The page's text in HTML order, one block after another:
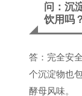
问：沉
饮用吗？
答：完全安
个沉淀物也
酵母风味。